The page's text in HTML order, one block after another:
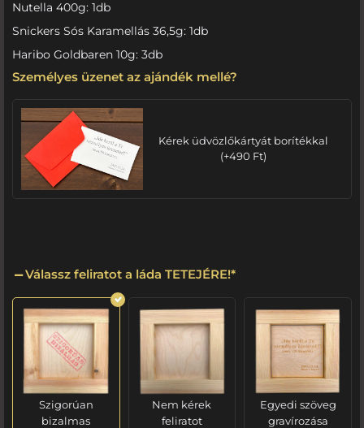
Nutella 400g: 1db
Snickers Sós Karamellás 36,5g: 1db
Haribo Goldbaren 10g: 3db
Személyes üzenet az ajándék mellé?
Kérek üdvözlőkártyát borítékkal
(+490 Ft)
Válassz feliratot a láda TETEJÉRE!*
Szigorúan
bizalmas
Nem kérek
feliratot
Egyedi szöveg
gravírozása